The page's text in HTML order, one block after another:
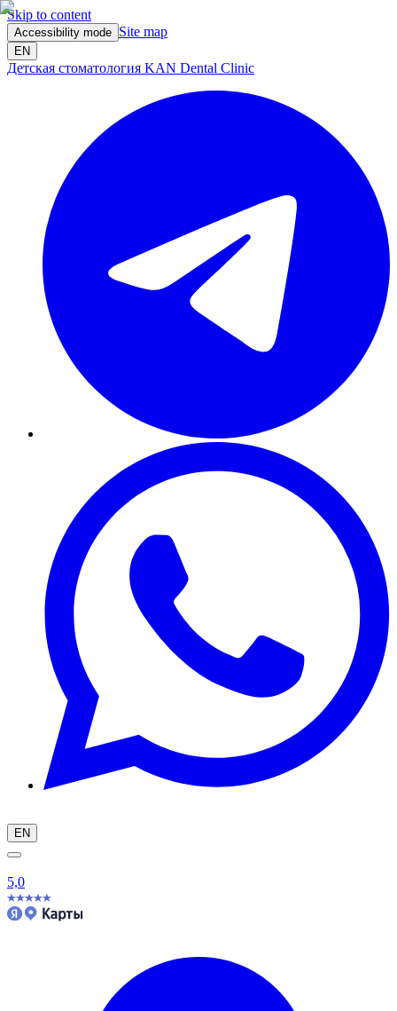
Skip to content
Accessibility mode Site map
EN
Детская стоматология KAN Dental Clinic
EN
5,0